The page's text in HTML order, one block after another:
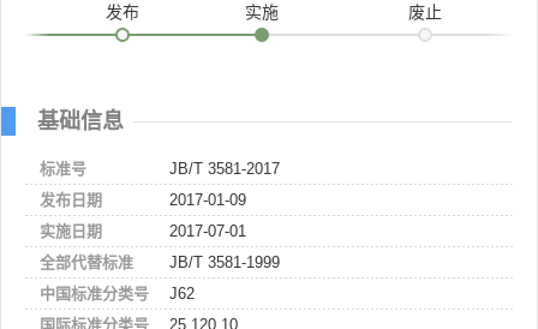
发布 实施 废止
基础信息
标准号
JB/T 3581-2017
发布日期
2017-01-09
实施日期
2017-07-01
全部代替标准
JB/T 3581-1999
中国标准分类号
J62
国际标准分类号
25.120.10